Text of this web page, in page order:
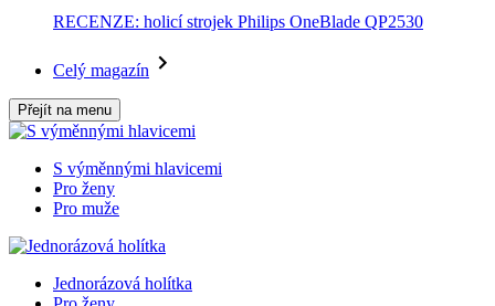
RECENZE: holicí strojek Philips OneBlade QP2530
Celý magazín
Přejít na menu
S výměnnými hlavicemi
Pro ženy
Pro muže
Jednorázová holítka